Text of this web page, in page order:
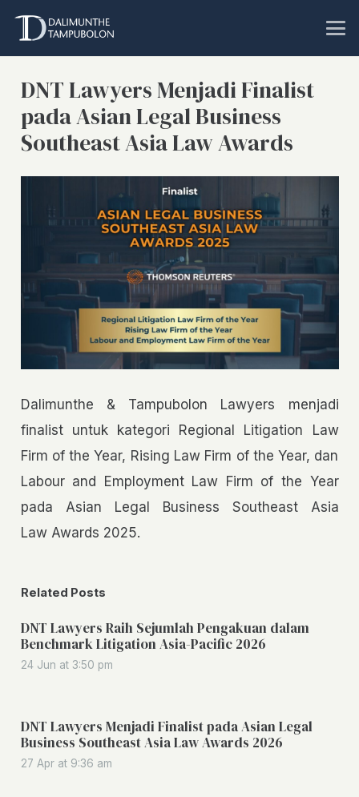
DNT Lawyers Menjadi Finalist
pada Asian Legal Business
Southeast Asia Law Awards
Dalimunthe & Tampubolon Lawyers menjadi
finalist untuk kategori Regional Litigation Law
Firm of the Year, Rising Law Firm of the Year, dan
Labour and Employment Law Firm of the Year
pada Asian Legal Business Southeast Asia
Law Awards 2025.
Related Posts
DNT Lawyers Raih Sejumlah Pengakuan dalam
Benchmark Litigation Asia-Pacific 2026
24 Jun at 3:50 pm
DNT Lawyers Menjadi Finalist pada Asian Legal
Business Southeast Asia Law Awards 2026
27 Apr at 9:36 am